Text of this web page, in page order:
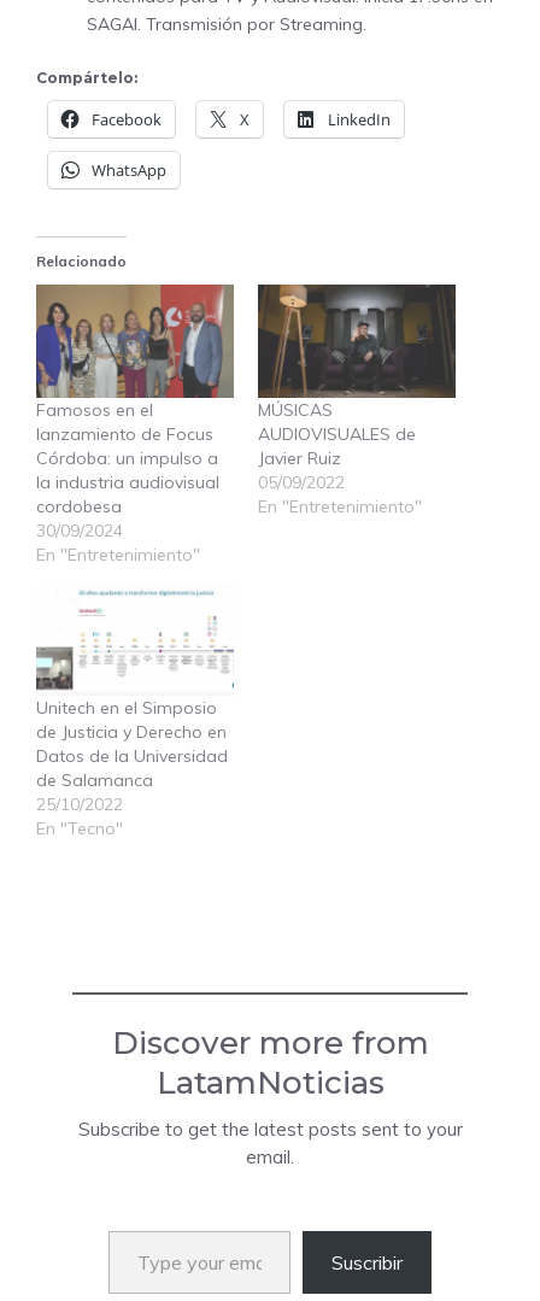
SAGAI. Transmisión por Streaming.
Compártelo:
Facebook X LinkedIn
WhatsApp
Relacionado
Famosos en el
lanzamiento de Focus
Córdoba: un impulso a
la industria audiovisual
cordobesa
30/09/2024
En "Entretenimiento"
MÚSICAS
AUDIOVISUALES de
Javier Ruiz
05/09/2022
En "Entretenimiento"
Unitech en el Simposio
de Justicia y Derecho en
Datos de la Universidad
de Salamanca
25/10/2022
En "Tecno"
Discover more from
LatamNoticias
Subscribe to get the latest posts sent to your
email.
Type your email…
Suscribir